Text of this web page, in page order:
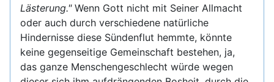
Lästerung."Wenn Gott nicht mit Seiner Allmacht
oder auch durch verschiedene natürliche
Hindernisse diese Sündenflut hemmte, könnte
keine gegenseitige Gemeinschaft bestehen, ja,
das ganze Menschengeschlecht würde wegen